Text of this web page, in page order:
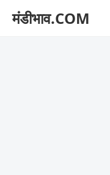
मंडीभाव.COM